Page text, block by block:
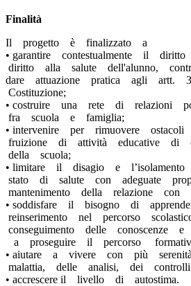
Finalità
Il progetto è finalizzato a
• garantire contestualmente il
diritto alla salute dell'alunno,
dare attuazione pratica agli
Costituzione;
• costruire una rete di relazioni
fra scuola e famiglia;
• intervenire per rimuovere
fruizione di attività educative di
della scuola;
• limitare il disagio e
stato di salute con adeguate
mantenimento della relazione con
• soddisfare il bisogno di
reinserimento nel percorso
conseguimento delle conoscenze e
a proseguire il percorso
• aiutare a vivere con più
malattia, delle analisi, dei
• accrescere il livello di autostima.